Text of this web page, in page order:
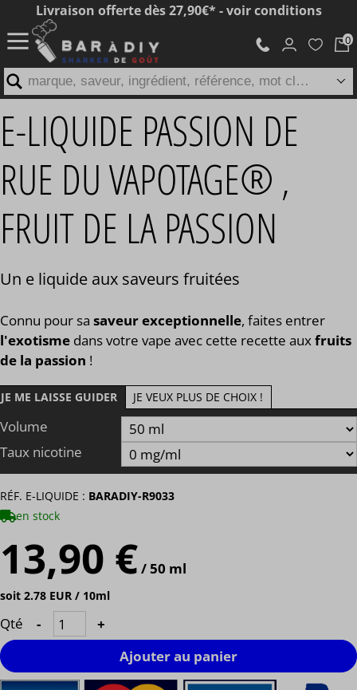
E-LIQUIDE PASSION DE
RUE DU VAPOTAGE® ,
FRUIT DE LA PASSION
Un e liquide aux saveurs fruitées
Connu pour sa saveur exceptionnelle, faites entrer
l'exotisme dans votre vape avec cette recette auxfruits
de la passion !
JE ME LAISSE GUIDER JE VEUX PLUS DE CHOIX !
Volume
Taux nicotine
RÉF. E-LIQUIDE : BARADIY-R9033
en stock
13,90 €/ 50 ml
soit 2.78 EUR / 10ml
Qté -
+
Ajouter au panier
Livraison offerte dès 27,90€* - voir conditions
marque, saveur, ingrédient, référence, mot clé...